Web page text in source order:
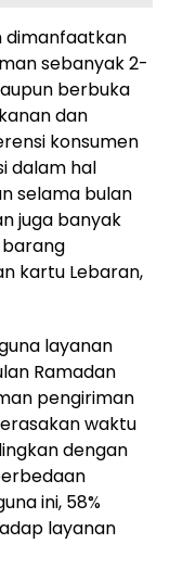
dimanfaatkan
sebanyak 2-
berbuka
dan
konsumen
dalam hal
selama bulan
juga banyak
kartu Lebaran,
layanan
Ramadan
pengiriman
waktu
dengan
ini, 58%
layanan